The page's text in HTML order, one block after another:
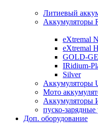
Литиевый
Аккумуляторы
eXtremal
eXtremal
GOLD-
IRidium-
Silver
Аккумуляторы
Мото
пуско-
Доп. оборудование